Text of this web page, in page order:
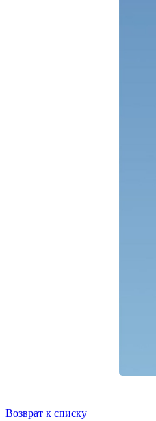
Возврат к списку